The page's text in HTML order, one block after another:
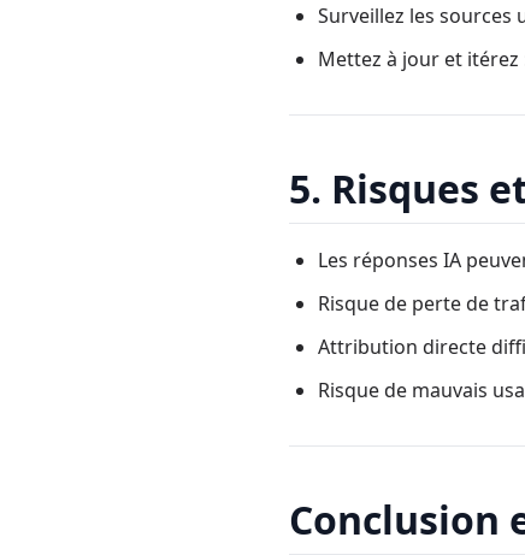
Surveillez les sources
Mettez à jour et
5. Risques
Les réponses IA
Risque de perte de
Attribution directe
Risque de mauvais
Conclusion